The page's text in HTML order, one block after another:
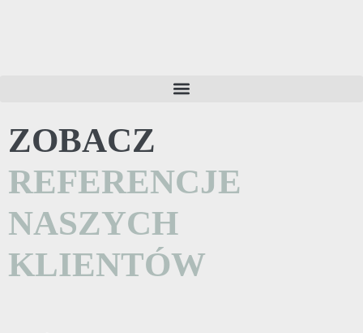
ZOBACZ
REFERENCJE
NASZYCH
KLIENTÓW